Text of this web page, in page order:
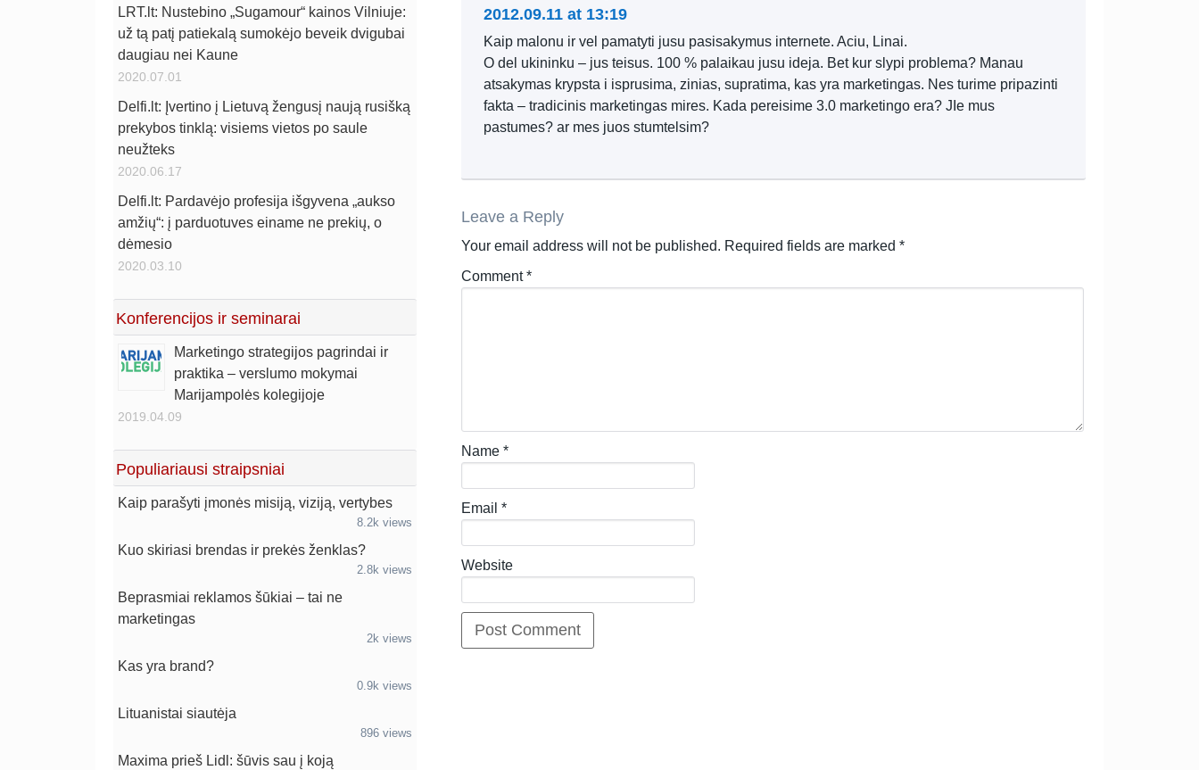
2012.09.11 at 13:19
Kaip malonu ir vel pamatyti jusu pasisakymus internete. Aciu, Linai.
O del ukininku – jus teisus. 100 % palaikau jusu ideja. Bet kur slypi problema? Manau
atsakymas krypsta i isprusima, zinias, supratima, kas yra marketingas. Nes turime pripazinti
fakta – tradicinis marketingas mires. Kada pereisime 3.0 marketingo era? JIe mus
pastumes? ar mes juos stumtelsim?
Leave a Reply
Your email address will not be published. Required fields are marked *
Comment*
Name *
Email *
Website
LRT.lt: Nustebino „Sugamour“ kainos Vilniuje:
už tą patį patiekalą sumokėjo beveik dvigubai
daugiau nei Kaune
2020.07.01
Delfi.lt: Įvertino į Lietuvą žengusį naują rusišką
prekybos tinklą: visiems vietos po saule
neužteks
2020.06.17
Delfi.lt: Pardavėjo profesija išgyvena „aukso
amžių“: į parduotuves einame ne prekių, o
dėmesio
2020.03.10
Konferencijos ir seminarai
Marketingo strategijos pagrindai ir
praktika – verslumo mokymai
Marijampolės kolegijoje
2019.04.09
Populiariausi straipsniai
Kaip parašyti įmonės misiją, viziją, vertybes
8.2k views
Kuo skiriasi brendas ir prekės ženklas?
2.8k views
Beprasmiai reklamos šūkiai – tai ne
marketingas
2k views
Kas yra brand?
0.9k views
Lituanistai siautėja
896 views
Maxima prieš Lidl: šūvis sau į koją